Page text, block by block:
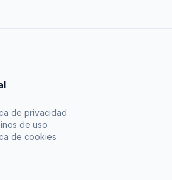
de privacidad
de uso
de cookies